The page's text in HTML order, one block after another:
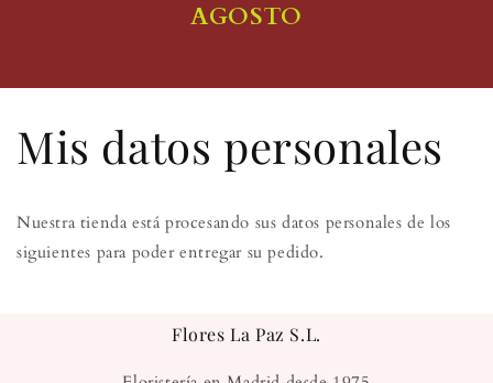
AGOSTO
Mis datos personales
Nuestra tienda está procesando sus datos personales de los
siguientes para poder entregar su pedido.
Flores La Paz S.L.